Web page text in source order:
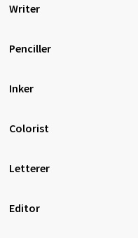
Writer
Penciller
Inker
Colorist
Letterer
Editor